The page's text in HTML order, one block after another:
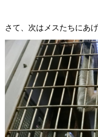
さて、次はメスたちにあ